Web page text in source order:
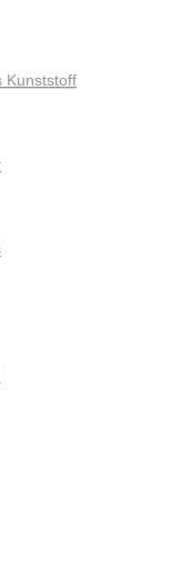
Kunststoff